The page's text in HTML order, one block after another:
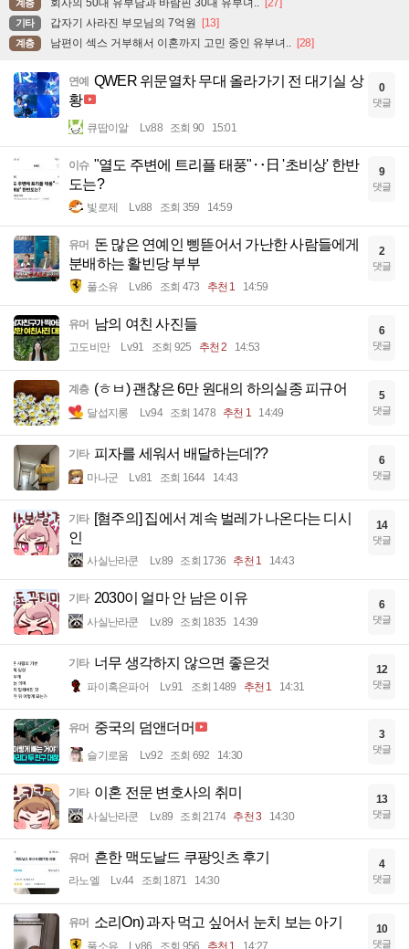
계층
기타 갑자기 사라진 부모님의 7억원 [13]
계층 남편이 섹스 거부해서 이혼까지 고민 중인 유부녀.. [28]
연예 QWER 위문열차 무대 올라가기 전 대기실 상
황
큐땁이알 Lv.88 조회 90 15:01
0
댓글
이슈 "열도 주변에 트리플 태풍"‥日 '초비상' 한반
도는?
빛로제 Lv.88 조회 359 14:59
9
댓글
유머 돈 많은 연예인 삥뜯어서 가난한 사람들에게
분배하는 활빈당 부부
풀소유 Lv.86 조회 473 추천 1 14:59
2
댓글
유머 남의 여친 사진들
고도비만 Lv.91 조회 925 추천 2 14:53
6
댓글
계층 (ㅎㅂ) 괜찮은 6만 원대의 하의실종 피규어
달섭지롱 Lv.94 조회 1478 추천 1 14:49
5
댓글
기타 피자를 세워서 배달하는데??
마나군 Lv.81 조회 1644 14:43
6
댓글
기타 [혐주의] 집에서 계속 벌레가 나온다는 디시
인
사실난라쿤 Lv.89 조회 1736 추천 1 14:43
14
댓글
기타 2030이 얼마 안 남은 이유
사실난라쿤 Lv.89 조회 1835 14:39
6
댓글
기타 너무 생각하지 않으면 좋은것
파이혹은파어 Lv.91 조회 1489 추천 1 14:31
12
댓글
유머 중국의 덤앤더머
슬기로움 Lv.92 조회 692 14:30
3
댓글
기타 이혼 전문 변호사의 취미
사실난라쿤 Lv.89 조회 2174 추천 3 14:30
13
댓글
유머 흔한 맥도날드 쿠팡잇츠 후기
라노엘 Lv.44 조회 1871 14:30
4
댓글
유머 소리On) 과자 먹고 싶어서 눈치 보는 아기
풀소유 Lv.86 조회 956 추천 1 14:27
10
댓글